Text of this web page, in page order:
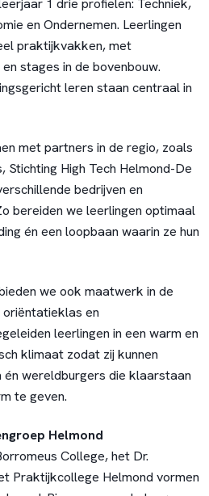
1 drie profielen: Techniek,
en Ondernemen. Leerlingen
praktijkvakken, met
stages in de bovenbouw.
leren staan centraal in
met partners in de regio, zoals
Stichting High Tech Helmond-De
bedrijven en
bereiden we leerlingen optimaal
én een loopbaan waarin ze hun
we ook maatwerk in de
en
leerlingen in een warm en
klimaat zodat zij kunnen
wereldburgers die klaarstaan
te geven.
Helmond
College, het Dr.
Praktijkcollege Helmond vormen